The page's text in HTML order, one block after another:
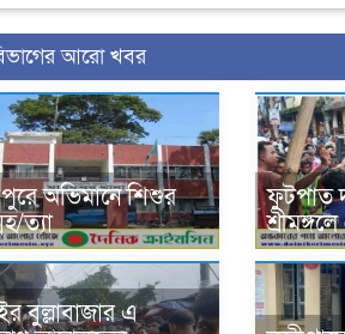
আরো খবর
অভিমানে শিশুর
ত্যা
ফুটপাত
বুল্লাবাজার এ